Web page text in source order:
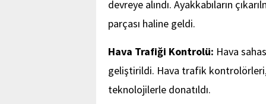
devreye alındı. Ayakkabıların
parçası haline geldi.
Hava Trafiği Kontrolü: Hava
geliştirildi. Hava trafik
teknolojilerle donatıldı.